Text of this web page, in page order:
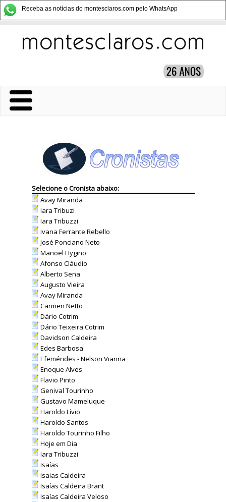
Receba as notícias do montesclaros.com pelo WhatsApp
Selecione o Cronista abaixo:
Avay Miranda
Iara Tribuzi
Iara Tribuzzi
Ivana Ferrante Rebello
José Ponciano Neto
Manoel Hygino
Afonso Cláudio
Alberto Sena
Augusto Vieira
Avay Miranda
Carmen Netto
Dário Cotrim
Dário Teixeira Cotrim
Davidson Caldeira
Edes Barbosa
Efemérides - Nelson Vianna
Enoque Alves
Flavio Pinto
Genival Tourinho
Gustavo Mameluque
Haroldo Lívio
Haroldo Santos
Haroldo Tourinho Filho
Hoje em Dia
Iara Tribuzzi
Isaías
Isaias Caldeira
Isaías Caldeira Brant
Isaías Caldeira Veloso